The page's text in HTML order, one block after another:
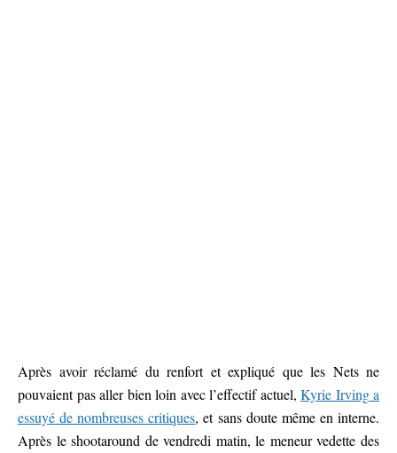
Après avoir réclamé du renfort et expliqué que les Nets ne
pouvaient pas aller bien loin avec l’effectif actuel, Kyrie Irving a
essuyé de nombreuses critiques, et sans doute même en interne.
Après le shootaround de vendredi matin, le meneur vedette des